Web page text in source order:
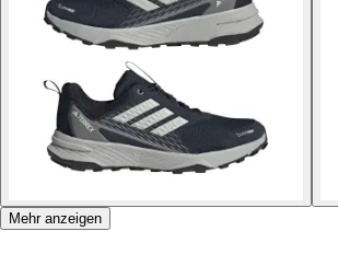
Mehr anzeigen